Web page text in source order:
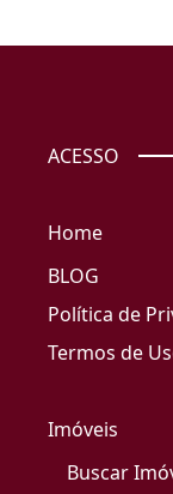
ACESSO
Home
BLOG
Política de
Termos de
Imóveis
Buscar